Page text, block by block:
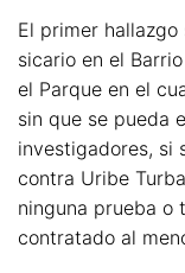
El primer
sicario en el
el Parque en el
sin que se pueda
investigadores, si
contra Uribe
ninguna prueba o
contratado al